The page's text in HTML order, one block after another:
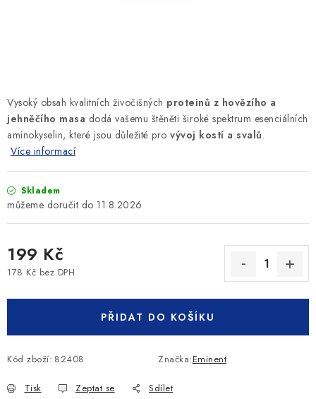
Vysoký obsah kvalitních živočišných proteinů z hovězího a
jehněčího masa dodá vašemu štěněti široké spektrum esenciálních
aminokyselin, které jsou důležité pro vývoj kostí a svalů.
Více informací
Skladem
11.8.2026
199 Kč
178 Kč bez DPH
PŘIDAT DO KOŠÍKU
Kód zboží: 82408 Značka:Eminent
Tisk Zeptat se Sdílet